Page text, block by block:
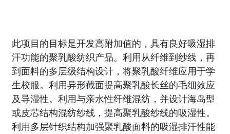
此项目的目标是开发高附加值的，具有良好吸湿排
汗功能的聚乳酸纺织产品。利用从纤维到纱线，再
到面料的多层级结构设计，将聚乳酸纤维应用于学
生校服。利用异形截面提高聚乳酸长丝的毛细效应
及导湿性。利用与亲水性纤维混纺，并设计海岛型
或皮芯结构混纺纱线，提高聚乳酸纱线的吸湿性。
利用多层针织结构加强聚乳酸面料的吸湿排汗性能